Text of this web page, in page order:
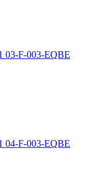
03-F-003-EQBE
04-F-003-EQBE